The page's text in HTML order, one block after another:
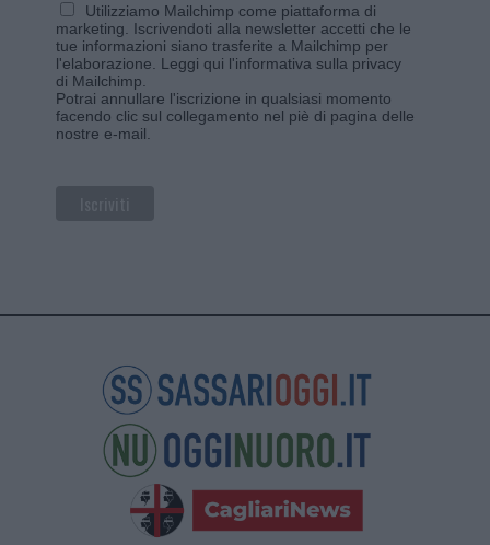
Utilizziamo Mailchimp come piattaforma di
marketing. Iscrivendoti alla newsletter accetti che le
tue informazioni siano trasferite a Mailchimp per
l'elaborazione. Leggi qui l'informativa sulla privacy
di Mailchimp
Potrai annullare l'iscrizione in qualsiasi momento
facendo clic sul collegamento nel piè di pagina delle
nostre e-mail.